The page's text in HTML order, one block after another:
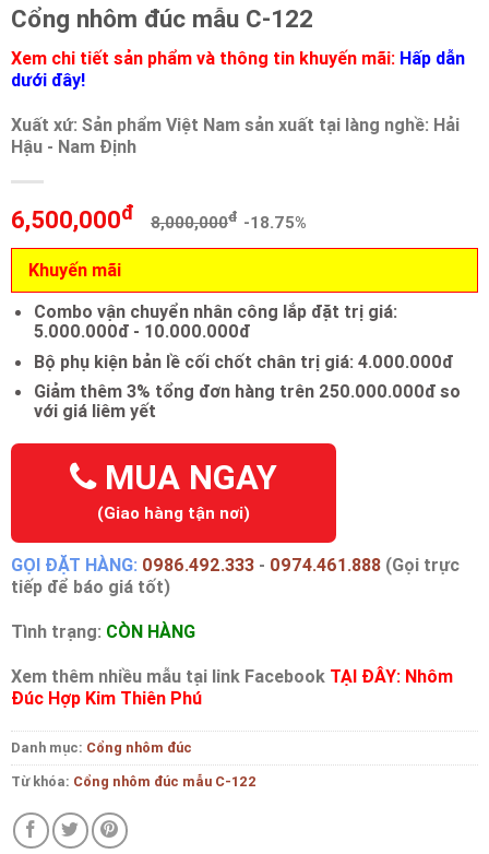
Cổng nhôm đúc mẫu C-122
Xem chi tiết sản phẩm và thông tin khuyến mãi: Hấp dẫn
dưới đây!
Xuất xứ: Sản phẩm Việt Nam sản xuất tại làng nghề: Hải
Hậu - Nam Định
6,500,000đ 8,000,000đ -18.75%
Khuyến mãi
Combo vận chuyển nhân công lắp đặt trị giá:
5.000.000đ - 10.000.000đ
Bộ phụ kiện bản lề cối chốt chân trị giá: 4.000.000đ
Giảm thêm 3% tổng đơn hàng trên 250.000.000đ so
với giá liêm yết
MUA NGAY
(Giao hàng tận nơi)
GỌI ĐẶT HÀNG: 0986.492.333 - 0974.461.888 (Gọi trực
tiếp để báo giá tốt)
Tình trạng: CÒN HÀNG
Xem thêm nhiều mẫu tại link Facebook TẠI ĐÂY: Nhôm
Đúc Hợp Kim Thiên Phú
Danh mục: Cổng nhôm đúc
Từ khóa: Cổng nhôm đúc mẫu C-122